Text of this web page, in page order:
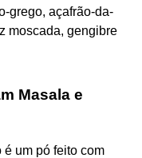
grego, açafrão-da-
moscada, gengibre
Masala e
um pó feito com